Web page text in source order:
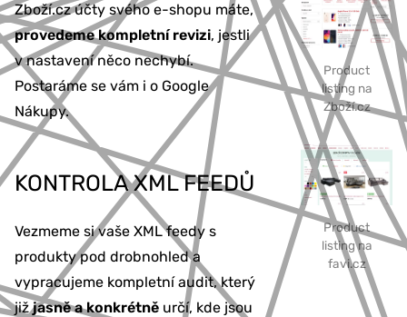
Product
listing na
Zboží.cz
Product
listing na
favi.cz
Zboží.cz účty svého e-shopu máte,
provedeme kompletní revizi, jestli
v nastavení něco nechybí.
Postaráme se vám i o Google
Nákupy.
KONTROLA XML FEEDŮ
Vezmeme si vaše XML feedy s
produkty pod drobnohled a
vypracujeme kompletní audit, který
jižjasně a konkrétně určí, kde jsou